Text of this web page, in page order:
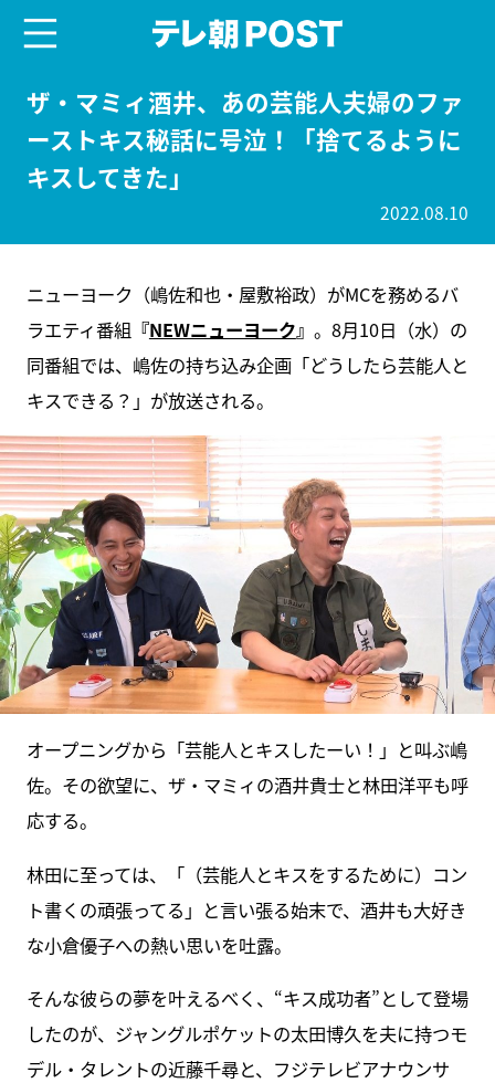
ザ・マミィ酒井、あの芸能人夫婦のファ
ーストキス秘話に号泣！「捨てるように
キスしてきた」
2022.08.10
ニューヨーク（嶋佐和也・屋敷裕政）がMCを務めるバ
ラエティ番組 『NEWニューヨーク』 。8月10日（水）の
同番組では、嶋佐の持ち込み企画「どうしたら芸能人と
キスできる？」が放送される。
オープニングから「芸能人とキスしたーい！」と叫ぶ嶋
佐。その欲望に、ザ・マミィの酒井貴士と林田洋平も呼
応する。
林田に至っては、「（芸能人とキスをするために）コン
ト書くの頑張ってる」と言い張る始末で、酒井も大好き
な小倉優子への熱い思いを吐露。
そんな彼らの夢を叶えるべく、“キス成功者”として登場
したのが、ジャングルポケットの太田博久を夫に持つモ
デル・タレントの近藤千尋と、フジテレビアナウンサ